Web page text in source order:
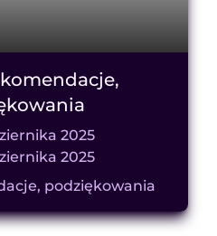
2025
2025
podziękowania